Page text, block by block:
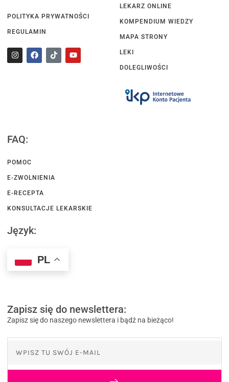
POLITYKA PRYWATNOŚCI
REGULAMIN
LEKARZ ONLINE
KOMPENDIUM WIEDZY
MAPA STRONY
LEKI
DOLEGLIWOŚCI
FAQ:
POMOC
E-ZWOLNIENIA
E-RECEPTA
KONSULTACJE LEKARSKIE
Język:
PL
Zapisz się do newslettera:
Zapisz się do naszego newslettera i bądź na bieżąco!